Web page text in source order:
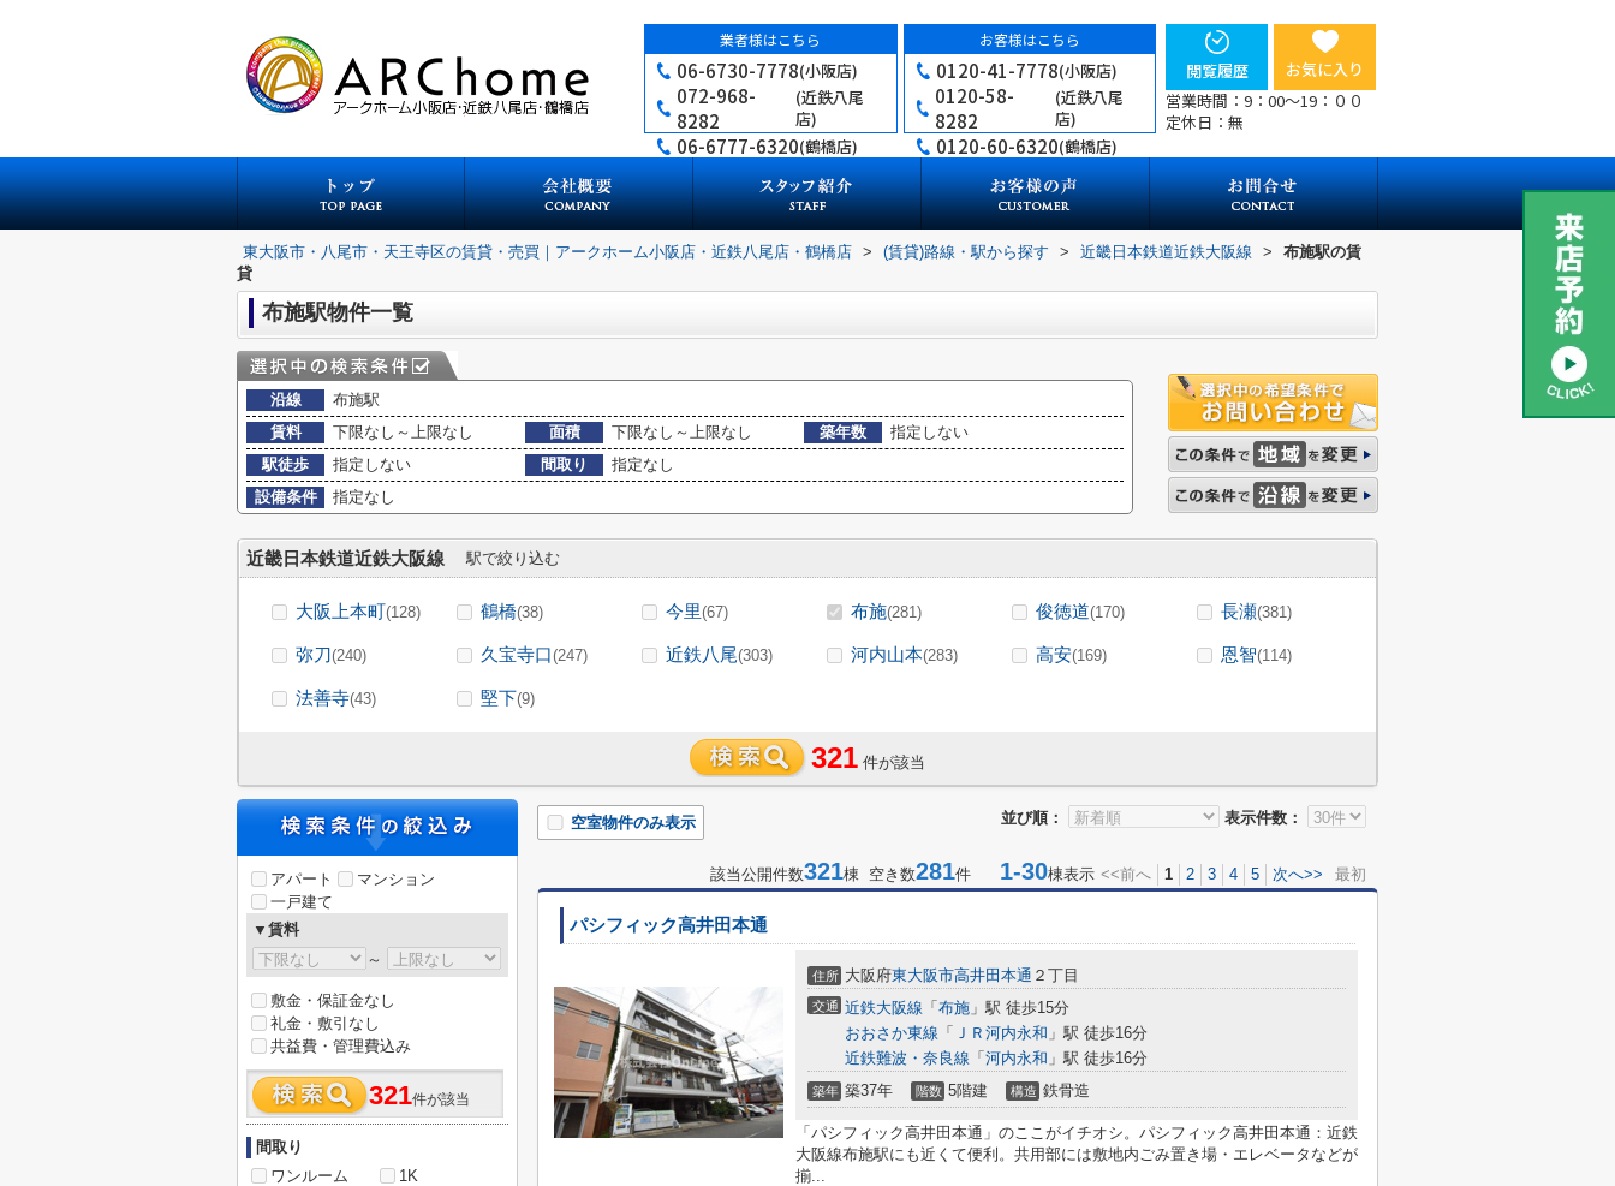
業者様はこちら
06-6730-7778(小阪店)
072-968-
8282
(近鉄八尾
店)
06-6777-6320(鶴橋店)
お客様はこちら
0120-41-7778(小阪店)
0120-58-
8282
(近鉄八尾
店)
0120-60-6320(鶴橋店)
閲覧履歴
お気に入り
営業時間：9：00～19：００
定休日：無
東大阪市・八尾市・天王寺区の賃貸・売買｜アークホーム小阪店・近鉄八尾店・鶴橋店 > (賃貸)路線・駅から探す > 近畿日本鉄道近鉄大阪線 >
布施駅の賃
貸
布施駅物件一覧
沿線
布施駅
賃料
下限なし～上限なし 面積 下限なし～上限なし 築年数
指定しない
駅徒歩
指定しない 間取り
指定なし
設備条件
指定なし
近畿日本鉄道近鉄大阪線 駅で絞り込む
大阪上本町(128) 鶴橋(38) 今里(67) 布施(281) 俊徳道(170) 長瀬(381)
弥刀(240) 久宝寺口(247) 近鉄八尾(303) 河内山本(283) 高安(169) 恩智(114)
法善寺(43) 堅下(9)
321 件が該当
並び順： 表示件数：
空室物件のみ表示
該当公開件数321棟 空き数281件 1-30棟表示 <<前へ 1 2 3 4 5 次へ>> 最初
パシフィック高井田本通
住所 大阪府東大阪市高井田本通 ２丁目
交通 近鉄大阪線 「 布施 」駅 徒歩15分
おおさか東線 「 ＪＲ河内永和 」駅 徒歩16分
近鉄難波・奈良線 「 河内永和 」駅 徒歩16分
築年 築37年 階数 5階建 構造 鉄骨造
「パシフィック高井田本通」のここがイチオシ。パシフィック高井田本通：近鉄
大阪線布施駅にも近くて便利。共用部には敷地内ごみ置き場・エレベータなどが
揃...
アパート
マンション
一戸建て
▼賃料
～
敷金・保証金なし
礼金・敷引なし
共益費・管理費込み
321件が該当
間取り
ワンルーム
1K